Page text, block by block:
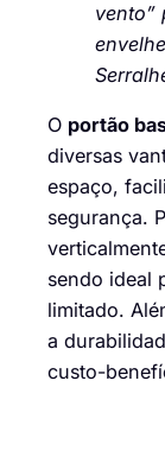
vento”
O portão
diversas
espaço,
segurança.
sendo ideal
limitado.
a
custo-